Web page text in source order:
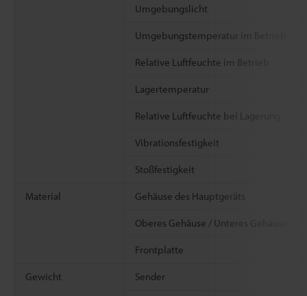
Umgebungslicht
Umgebungstemperatur im Betrieb
Relative Luftfeuchte im Betrieb
Lagertemperatur
Relative Luftfeuchte bei Lagerung
Vibrationsfestigkeit
Stoßfestigkeit
Material Gehäuse des Hauptgeräts
Oberes Gehäuse / Unteres Gehäuse
Frontplatte
Gewicht Sender